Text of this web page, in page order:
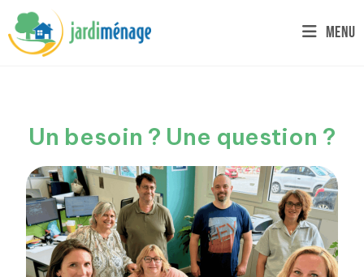
Menu
Un besoin ? Une question ?